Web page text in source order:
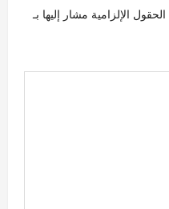
الحقول الإلزامية مشار إليها بـ